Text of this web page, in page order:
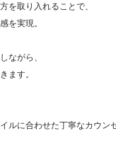
を取り入れることで、
を実現。
ながら、
ます。
ルに合わせた丁寧なカウン